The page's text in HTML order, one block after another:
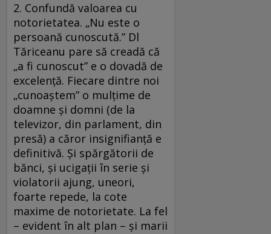
2. Confundă valoarea cu
notorietatea. „Nu este o
persoană cunoscută.” Dl
Tăriceanu pare să creadă că
„a fi cunoscut” e o dovadă de
excelenţă. Fiecare dintre noi
„cunoaştem” o mulţime de
doamne şi domni (de la
televizor, din parlament, din
presă) a căror insignifianţă e
definitivă. Şi spărgătorii de
bănci, şi ucigaţii în serie şi
violatorii ajung, uneori,
foarte repede, la cote
maxime de notorietate. La fel
– evident în alt plan – şi marii